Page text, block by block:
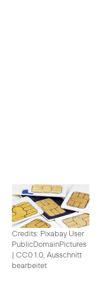
Credits: Pixabay User
PublicDomainPictures
| CC0 1.0, Ausschnitt
bearbeitet